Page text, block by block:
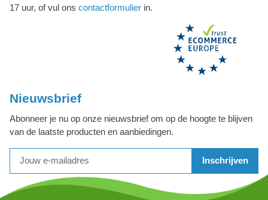
17 uur, of vul ons contactformulier in.
Nieuwsbrief
Abonneer je nu op onze nieuwsbrief om op de hoogte te blijven
van de laatste producten en aanbiedingen.
Inschrijven